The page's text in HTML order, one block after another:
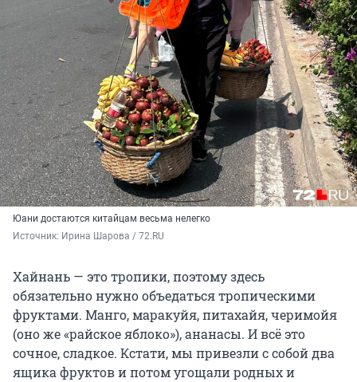
Юани достаются китайцам весьма нелегко
Источник: Ирина Шарова / 72.RU
Хайнань — это тропики, поэтому здесь
обязательно нужно объедаться тропическими
фруктами. Манго, маракуйя, питахайя, черимойя
(оно же «райское яблоко»), ананасы. И всё это
сочное, сладкое. Кстати, мы привезли с собой два
ящика фруктов и потом угощали родных и